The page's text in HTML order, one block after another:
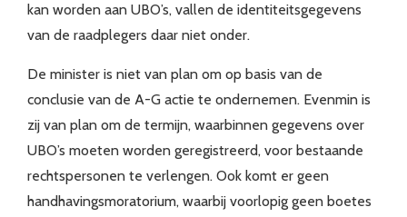
kan worden aan UBO’s, vallen de identiteitsgegevens
van de raadplegers daar niet onder.
De minister is niet van plan om op basis van de
conclusie van de A-G actie te ondernemen. Evenmin is
zij van plan om de termijn, waarbinnen gegevens over
UBO’s moeten worden geregistreerd, voor bestaande
rechtspersonen te verlengen. Ook komt er geen
handhavingsmoratorium, waarbij voorlopig geen boetes